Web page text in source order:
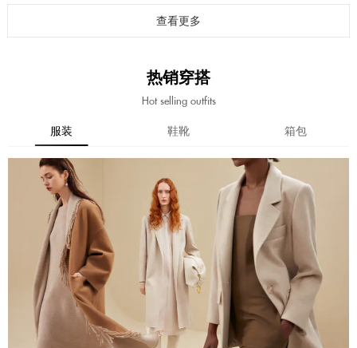
查看更多
热销穿搭
Hot selling outfits
服装 鞋靴 箱包